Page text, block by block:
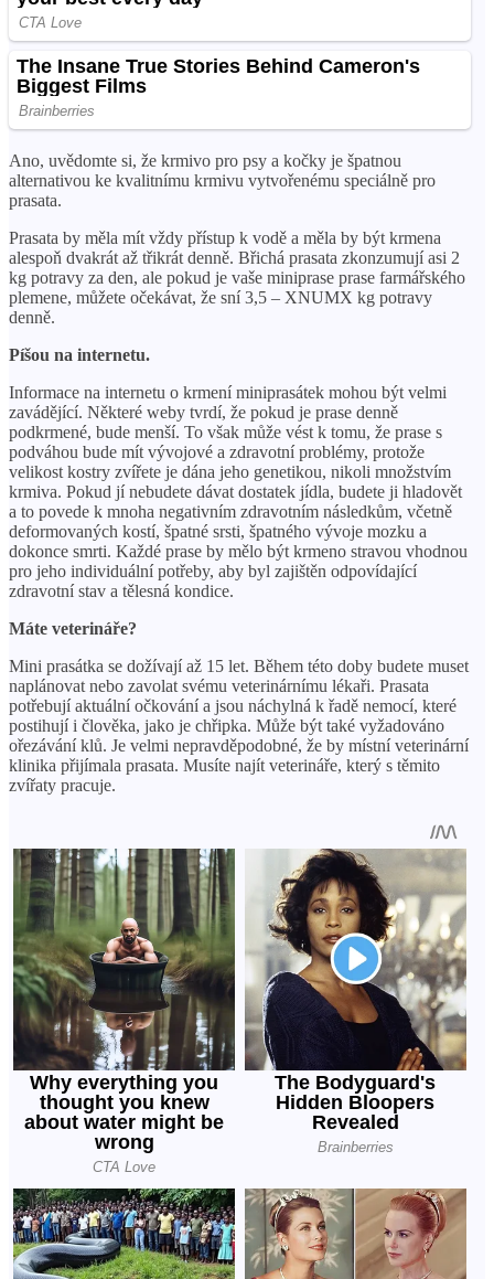
Ano, uvědomte si, že krmivo pro psy a kočky je špatnou
alternativou ke kvalitnímu krmivu vytvořenému speciálně pro
prasata.
Prasata by měla mít vždy přístup k vodě a měla by být krmena
alespoň dvakrát až třikrát denně. Břichá prasata zkonzumují asi 2
kg potravy za den, ale pokud je vaše miniprase prase farmářského
plemene, můžete očekávat, že sní 3,5 – XNUMX kg potravy
denně.
Píšou na internetu.
Informace na internetu o krmení miniprasátek mohou být velmi
zavádějící. Některé weby tvrdí, že pokud je prase denně
podkrmené, bude menší. To však může vést k tomu, že prase s
podváhou bude mít vývojové a zdravotní problémy, protože
velikost kostry zvířete je dána jeho genetikou, nikoli množstvím
krmiva. Pokud jí nebudete dávat dostatek jídla, budete ji hladovět
a to povede k mnoha negativním zdravotním následkům, včetně
deformovaných kostí, špatné srsti, špatného vývoje mozku a
dokonce smrti. Každé prase by mělo být krmeno stravou vhodnou
pro jeho individuální potřeby, aby byl zajištěn odpovídající
zdravotní stav a tělesná kondice.
Máte veterináře?
Mini prasátka se dožívají až 15 let. Během této doby budete muset
naplánovat nebo zavolat svému veterinárnímu lékaři. Prasata
potřebují aktuální očkování a jsou náchylná k řadě nemocí, které
postihují i ​​člověka, jako je chřipka. Může být také vyžadováno
ořezávání klů. Je velmi nepravděpodobné, že by místní veterinární
klinika přijímala prasata. Musíte najít veterináře, který s těmito
zvířaty pracuje.